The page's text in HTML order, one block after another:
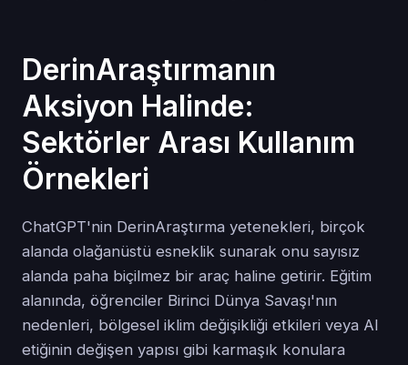
DerinAraştırmanın
Aksiyon Halinde:
Sektörler Arası Kullanım
Örnekleri
ChatGPT'nin DerinAraştırma yetenekleri, birçok
alanda olağanüstü esneklik sunarak onu sayısız
alanda paha biçilmez bir araç haline getirir. Eğitim
alanında, öğrenciler Birinci Dünya Savaşı'nın
nedenleri, bölgesel iklim değişikliği etkileri veya AI
etiğinin değişen yapısı gibi karmaşık konulara